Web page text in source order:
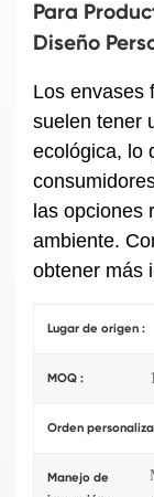
Para
Diseño
Los envases
suelen tener
ecológica, lo
las opciones
ambiente.
obtener más
Lugar de origen :
MOQ :
Orden
Manejo de